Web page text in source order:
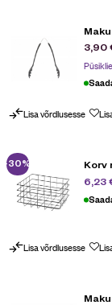
3,90
Lisa võrdlusesse
-30%
Korv
6,23
Lisa võrdlusesse